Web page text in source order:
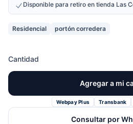
Disponible para retiro en tienda Las
Residencial portón corredera
Cantidad
Agregar a mi
Webpay Plus Transbank
Consultar por